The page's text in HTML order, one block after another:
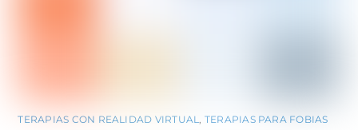
TERAPIAS CON REALIDAD VIRTUAL TERAPIAS PARA FOBIAS